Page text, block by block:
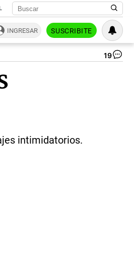
INGRESAR SUSCRIBITE
19
intimidatorios.